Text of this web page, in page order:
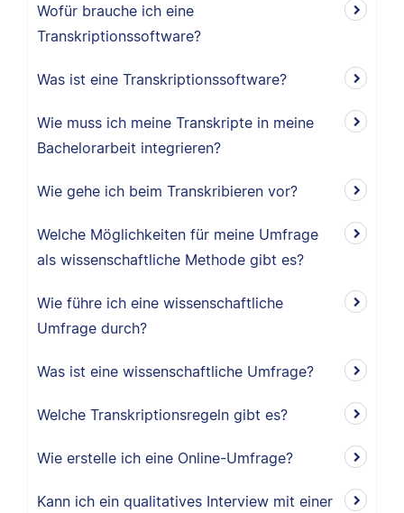
Wofür brauche ich eine
Transkriptionssoftware?
Was ist eine Transkriptionssoftware?
Wie muss ich meine Transkripte in meine
Bachelorarbeit integrieren?
Wie gehe ich beim Transkribieren vor?
Welche Möglichkeiten für meine Umfrage
als wissenschaftliche Methode gibt es?
Wie führe ich eine wissenschaftliche
Umfrage durch?
Was ist eine wissenschaftliche Umfrage?
Welche Transkriptionsregeln gibt es?
Wie erstelle ich eine Online-Umfrage?
Kann ich ein qualitatives Interview mit einer